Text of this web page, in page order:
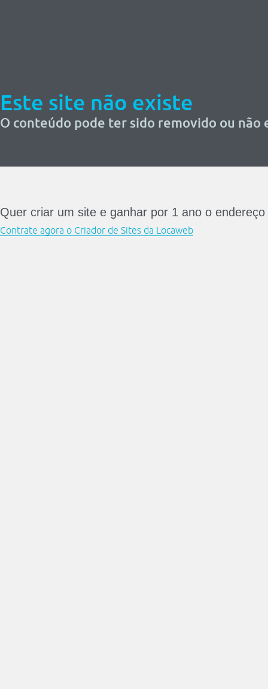
Este site não existe
O conteúdo pode ter sido removido ou não
Quer criar um site e ganhar por 1 ano o
Contrate agora o Criador de Sites da Locaweb